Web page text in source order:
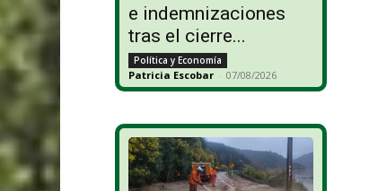
e indemnizaciones
tras el cierre...
Política y Economía
Patricia Escobar - 07/08/2026